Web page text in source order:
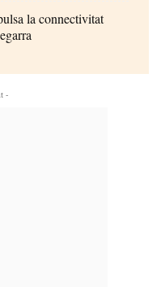
la connectivitat
-